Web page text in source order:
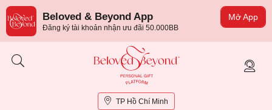
Mở App
Beloved & Beyond App
Đăng ký tài khoản nhận ưu đãi 50.000BB
TP Hồ Chí Minh